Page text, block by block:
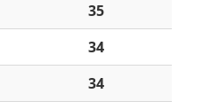
35
34
34